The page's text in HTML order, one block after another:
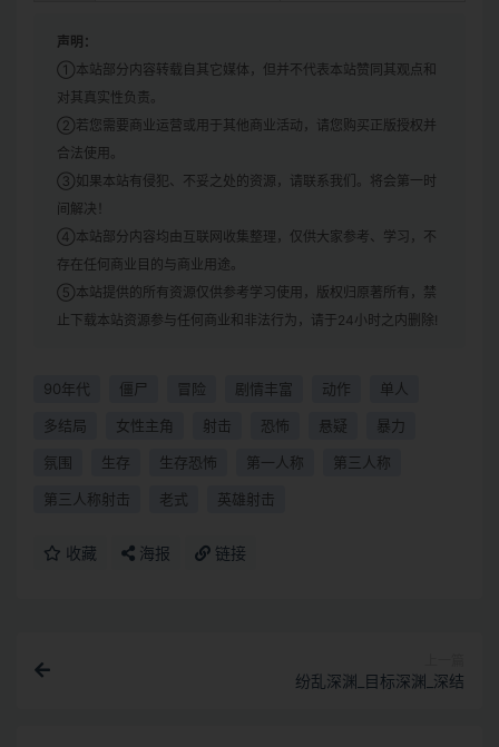
声明：
①本站部分内容转载自其它媒体，但并不代表本站赞同其观点和
对其真实性负责。
②若您需要商业运营或用于其他商业活动，请您购买正版授权并
合法使用。
③如果本站有侵犯、不妥之处的资源，请联系我们。将会第一时
间解决！
④本站部分内容均由互联网收集整理，仅供大家参考、学习，不
存在任何商业目的与商业用途。
⑤本站提供的所有资源仅供参考学习使用，版权归原著所有，禁
止下载本站资源参与任何商业和非法行为，请于24小时之内删除!
90年代 僵尸 冒险 剧情丰富 动作 单人
多结局 女性主角 射击 恐怖 悬疑 暴力
氛围 生存 生存恐怖 第一人称 第三人称
第三人称射击 老式 英雄射击
收藏 海报 链接
纷乱深渊_目标深渊_深结